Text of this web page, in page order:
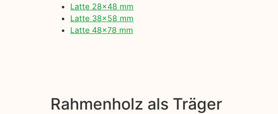
Latte 28×48 mm
Latte 38×58 mm
Latte 48×78 mm
Rahmenholz als Träger